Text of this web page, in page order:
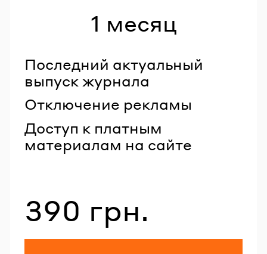
1 месяц
Последний актуальный
выпуск журнала
Отключение рекламы
Доступ к платным
материалам на сайте
Стоимость со скидкой
390 грн.